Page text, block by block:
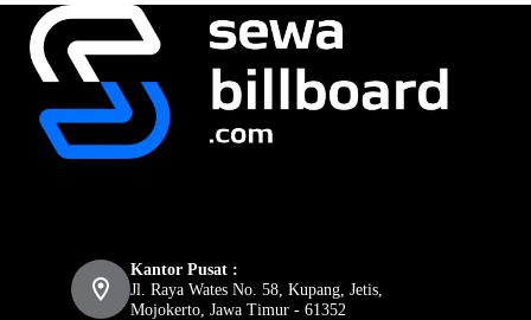
Kantor Pusat :
Jl. Raya Wates No. 58, Kupang, Jetis,
Mojokerto, Jawa Timur - 61352